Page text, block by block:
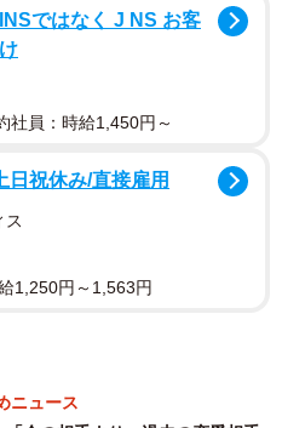
2/5
して別れたことがありますか？
ではなく J NS お客
社員：時給1,450円～
日祝休み/直接雇用
ス
1,250円～1,563円
ニュース